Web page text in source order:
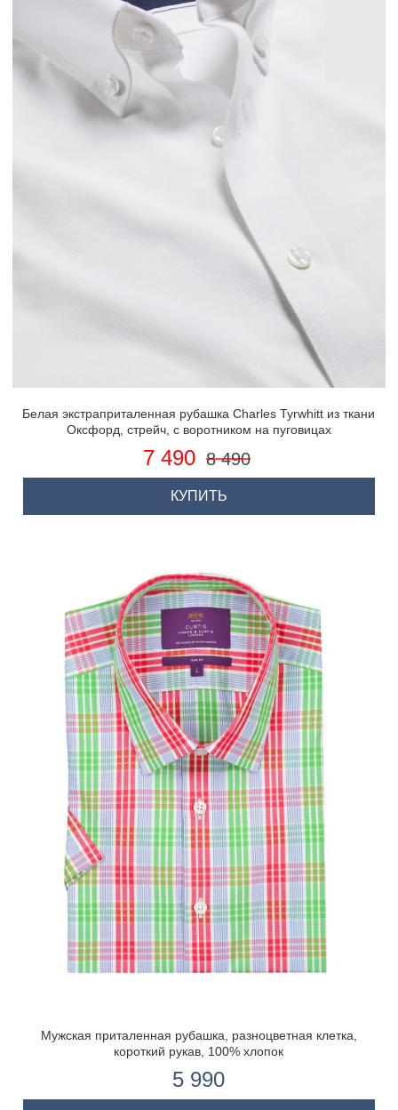
Белая экстраприталенная рубашка Charles Tyrwhitt из ткани
Оксфорд, стрейч, с воротником на пуговицах
7 490 8 490
КУПИТЬ
Мужская приталенная рубашка, разноцветная клетка,
короткий рукав, 100% хлопок
5 990